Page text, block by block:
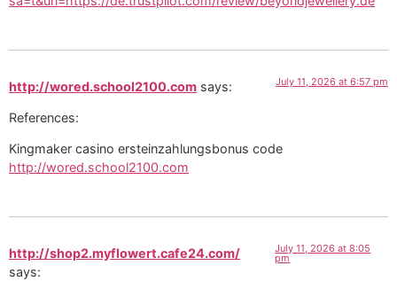
http://wored.school2100.com says: July 11, 2026 at 6:57 pm
References:
Kingmaker casino ersteinzahlungsbonus code
http://wored.school2100.com
http://shop2.myflowert.cafe24.com/
says:
July 11, 2026 at 8:05
pm